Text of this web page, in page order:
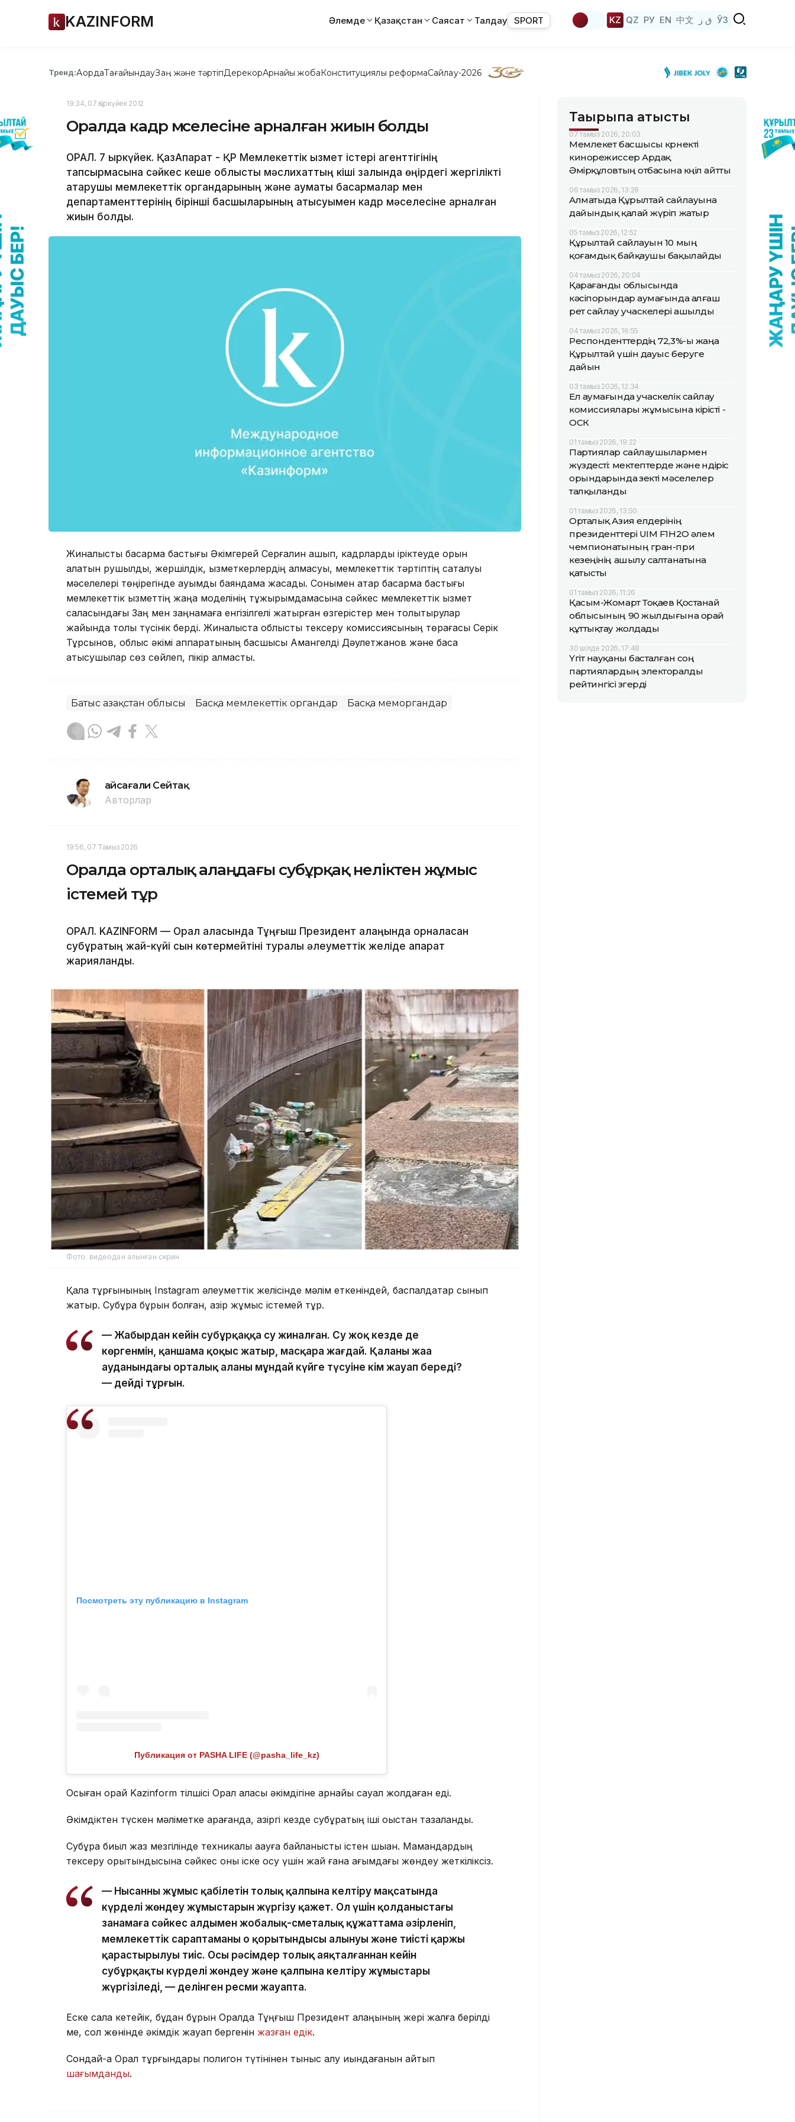
KAZINFORM Әлемде Қазақстан Саясат Талдау SPORT KZ QZ РУ EN 中文 ق ز ЎЗ
Тренд:АқордаТағайындауЗаң және тәртіпДерекқорАрнайы жобаКонституциялық реформаСайлау-2026
19:34, 07 Қыркүйек 2012
Оралда кадр мәселесіне арналған жиын болды
ОРАЛ. 7 қыркүйек. ҚазАқпарат - ҚР Мемлекеттік қызмет істері агенттігінің
тапсырмасына сәйкес кеше облыстық мәслихаттың кіші залында өңірдегі жергілікті
атқарушы мемлекеттік органдарының және аумақтық басқармалар мен
департаменттерінің бірінші басшыларының қатысуымен кадр мәселесіне арналған
жиын болды.
Жиналысты басқарма бастығы Әкімгерей Серғалин ашып, кадрларды іріктеуде орын
алатын рушылдық, жершілдік, қызметкерлердің алмасуы, мемлекеттік тәртіптің сақталуы
мәселелері төңірегінде ауқымды баяндама жасады. Сонымен қатар басқарма бастығы
мемлекеттік қызметтің жаңа моделінің тұжырымдамасына сәйкес мемлекеттік қызмет
саласындағы Заң мен заңнамаға енгізілгелі жатырған өзгерістер мен толықтырулар
жайында толық түсінік берді. Жиналыста облыстық тексеру комиссиясының төрағасы Серік
Тұрсынов, облыс әкімі аппаратының басшысы Амангелді Дәулетжанов және басқа
қатысушылар сөз сөйлеп, пікір алмасты.
Батыс Қазақстан облысы Басқа мемлекеттік органдар Басқа меморгандар
Ғайсағали Сейтақ
Авторлар
19:56, 07 Тамыз 2026
Оралда орталық алаңдағы субұрқақ неліктен жұмыс
істемей тұр
ОРАЛ. KAZINFORM — Орал қаласында Тұңғыш Президент алаңында орналасқан
субұрқақтың жай-күйі сын көтермейтіні туралы әлеуметтік желіде ақпарат
жарияланды.
Фото: видеодан алынған скрин
Қала тұрғынының Instagram әлеуметтік желісінде мәлім еткеніндей, баспалдақтар сынып
жатыр. Субұрқақ бұрын болған, қазір жұмыс істемей тұр.
— Жаңбырдан кейін субұрқаққа су жиналған. Су жоқ кезде де
көргенмін, қаншама қоқыс жатыр, масқара жағдай. Қаланың жаңа
ауданындағы орталық алаңның мұндай күйге түсуіне кім жауап береді?
— дейді тұрғын.
Посмотреть эту публикацию в Instagram
Публикация от PASHA LIFE (@pasha_life_kz)
Осыған орай Kazinform тілшісі Орал қаласы әкімдігіне арнайы сауал жолдаған еді.
Әкімдіктен түскен мәліметке қарағанда, қазіргі кезде субұрқақтың іші қоқыстан тазаланды.
Субұрқақ биыл жаз мезгілінде техникалық ақауға байланысты істен шыққан. Мамандардың
тексеру қорытындысына сәйкес оны іске қосу үшін жай ғана ағымдағы жөндеу жеткіліксіз.
— Нысанның жұмыс қабілетін толық қалпына келтіру мақсатында
күрделі жөндеу жұмыстарын жүргізу қажет. Ол үшін қолданыстағы
заңнамаға сәйкес алдымен жобалық-сметалық құжаттама әзірленіп,
мемлекеттік сараптаманың оң қорытындысы алынуы және тиісті қаржы
қарастырылуы тиіс. Осы рәсімдер толық аяқталғаннан кейін
субұрқақты күрделі жөндеу және қалпына келтіру жұмыстары
жүргізіледі, — делінген ресми жауапта.
Еске сала кетейік, бұдан бұрын Оралда Тұңғыш Президент алаңының жері жалға берілді
ме, сол жөнінде әкімдік жауап бергенін жазған едік.
Сондай-ақ Орал тұрғындары полигон түтінінен тыныс алу қиындағанын айтып
шағымданды.
Тақырыпқа қатысты
07 тамыз 2026, 20:03
Мемлекет басшысы көрнекті
кинорежиссер Ардақ
Әмірқұловтың отбасына көңіл айтты
06 тамыз 2026, 13:28
Алматыда Құрылтай сайлауына
дайындық қалай жүріп жатыр
05 тамыз 2026, 12:52
Құрылтай сайлауын 10 мың
қоғамдық байқаушы бақылайды
04 тамыз 2026, 20:04
Қарағанды облысында
кәсіпорындар аумағында алғаш
рет сайлау учаскелері ашылды
04 тамыз 2026, 16:55
Респонденттердің 72,3%-ы жаңа
Құрылтай үшін дауыс беруге
дайын
03 тамыз 2026, 12:34
Ел аумағында учаскелік сайлау
комиссиялары жұмысына кірісті -
ОСК
01 тамыз 2026, 19:22
Партиялар сайлаушылармен
жүздесті: мектептерде және өндіріс
орындарында өзекті мәселелер
талқыланды
01 тамыз 2026, 13:50
Орталық Азия елдерінің
президенттері UIM F1H2O әлем
чемпионатының гран-при
кезеңінің ашылу салтанатына
қатысты
01 тамыз 2026, 11:26
Қасым-Жомарт Тоқаев Қостанай
облысының 90 жылдығына орай
құттықтау жолдады
30 шілде 2026, 17:48
Үгіт науқаны басталған соң
партиялардың электоралды
рейтингісі өзгерді